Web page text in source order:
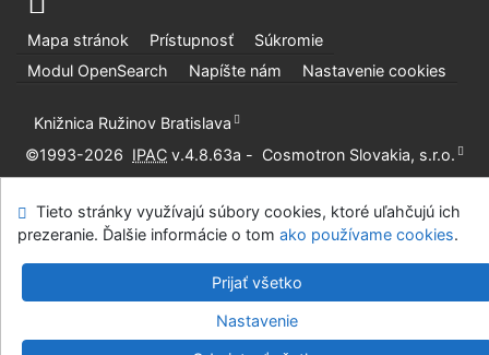
Mapa stránok Prístupnosť
Súkromie
Modul OpenSearch
Napíšte nám Nastavenie cookies
Knižnica Ružinov Bratislava
©1993-2026 IPAC v.4.8.63a - Cosmotron Slovakia, s.r.o.
Tieto stránky využívajú súbory cookies, ktoré uľahčujú ich
prezeranie. Ďalšie informácie o tom ako používame cookies.
Prijať všetko
Nastavenie